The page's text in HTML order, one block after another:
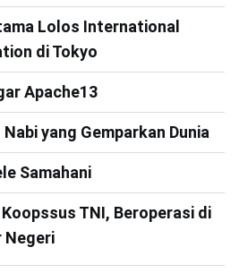
Lolos International
di Tokyo
Apache13
yang Gemparkan Dunia
Samahani
TNI, Beroperasi di
Negeri